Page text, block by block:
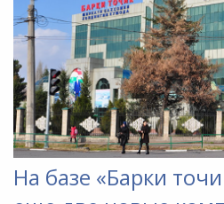
На базе «Барки